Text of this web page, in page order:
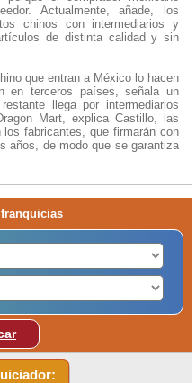
Actualmente, añade, los
chinos con intermediarios y
de distinta calidad y sin
que entran a México lo hacen
en terceros países, señala un
llega por intermediarios
Mart, explica Castillo, las
fabricantes, que firmarán con
años, de modo que se garantiza